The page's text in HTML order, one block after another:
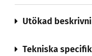
Utökad
Tekniska